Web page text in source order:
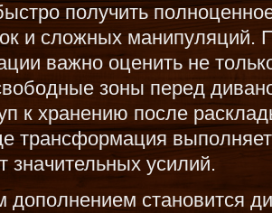
получить
и сложных манипуляций.
важно оценить не
зоны перед
к хранению после
трансформация
значительных усилий.
дополнением становится